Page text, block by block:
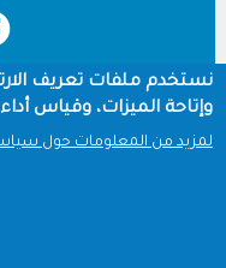
Footer حقوق
نستخدم ملفات تعريف
وإتاحة الميزات، وقياس
لمزيد من المعلومات حول